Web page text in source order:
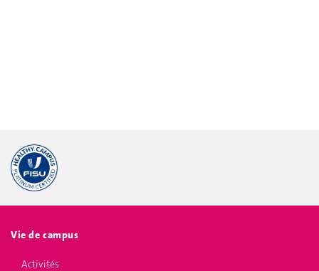
Vie de campus
Activités